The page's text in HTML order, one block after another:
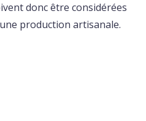
donc être considérées
production artisanale.